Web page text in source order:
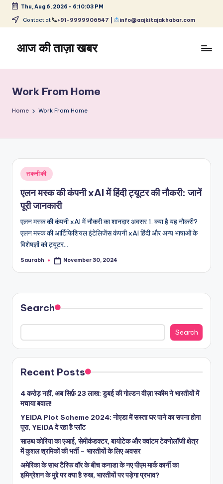
Skip
content
Thu, Aug 6, 2026 - 6:10:04 PM
Contact at +91-9999906547 | info@aajkitajakhabar.com
आज की ताज़ा खबर
ताज़ा
समाचार
–
और
विश्व
Work From Home
Home Work From Home
Posted
in
तकनीकी
एलन मस्क की कंपनी xAI में हिंदी ट्यूटर की नौकरी: जानें
पूरी जानकारी
एलन मस्क की कंपनी xAI में नौकरी का शानदार अवसर 1. क्या है यह नौकरी?
एलन मस्क की आर्टिफिशियल इंटेलिजेंस कंपनी xAI हिंदी और अन्य भाषाओं के
विशेषज्ञों को ट्यूटर…
Posted
Saurabh November 30, 2024
Search
Search
Recent Posts
4 करोड़ नहीं, अब सिर्फ़ 23 लाख: डुबई की गोल्डन वीज़ा स्कीम ने भारतीयों में
मचाया बवाल!
YEIDA Plot Scheme 2024: नोएडा में सस्ता घर पाने का सपना होगा
पूरा, YEIDA दे रहा है प्लॉट
साउथ कोरिया का एआई, सेमीकंडक्टर, बायोटेक और क्वांटम टेक्नोलॉजी क्षेत्र
में कुशल श्रमिकों की भर्ती – भारतीयों के लिए अवसर
अमेरिका के साथ टैरिफ वॉर के बीच कनाडा के नए पीएम मार्क कार्नी का
इमिग्रेशन के मुद्दे पर क्या है रुख, भारतीयों पर पड़ेगा प्रभाव?